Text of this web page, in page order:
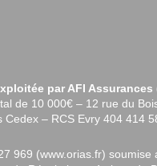
par AFI Assurances
de 10 000€ – 12 rue du
– RCS Evry 404 414
969 (www.orias.fr) soumise